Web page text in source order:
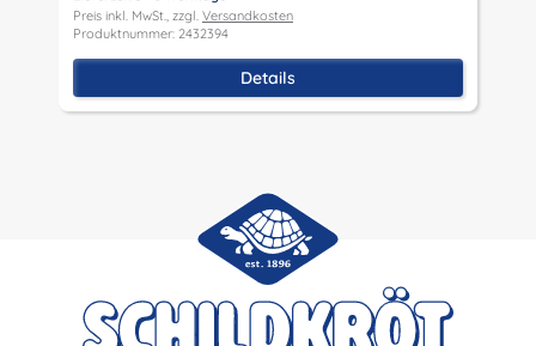
Preis inkl. MwSt., zzgl. Versandkosten
Produktnummer: 2432394
Details